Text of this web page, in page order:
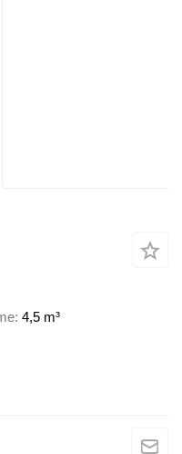
4,5 m³